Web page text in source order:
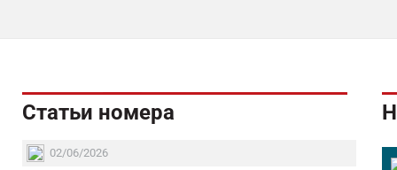
Статьи номера
02/06/2026